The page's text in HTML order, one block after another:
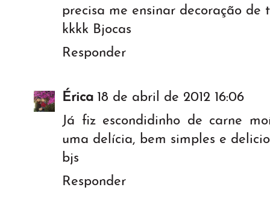
precisa me ensinar decoração de
kkkk Bjocas
Responder
Érica 18 de abril de 2012 16:06
Já fiz escondidinho de carne
uma delícia, bem simples e
bjs
Responder